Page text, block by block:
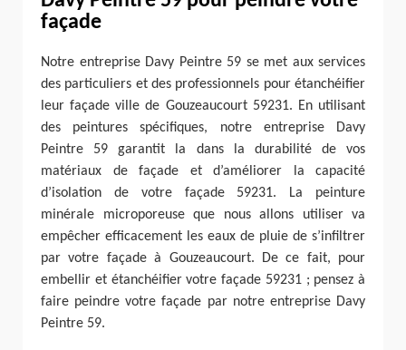
façade
Notre entreprise Davy Peintre 59 se met aux services
des particuliers et des professionnels pour étanchéifier
leur façade ville de Gouzeaucourt 59231. En utilisant
des peintures spécifiques, notre entreprise Davy
Peintre 59 garantit la dans la durabilité de vos
matériaux de façade et d’améliorer la capacité
d’isolation de votre façade 59231. La peinture
minérale microporeuse que nous allons utiliser va
empêcher efficacement les eaux de pluie de s’infiltrer
par votre façade à Gouzeaucourt. De ce fait, pour
embellir et étanchéifier votre façade 59231 ; pensez à
faire peindre votre façade par notre entreprise Davy
Peintre 59.